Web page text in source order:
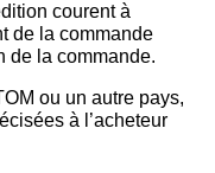
courent à
de la commande
de la commande.
ou un autre pays,
à l’acheteur